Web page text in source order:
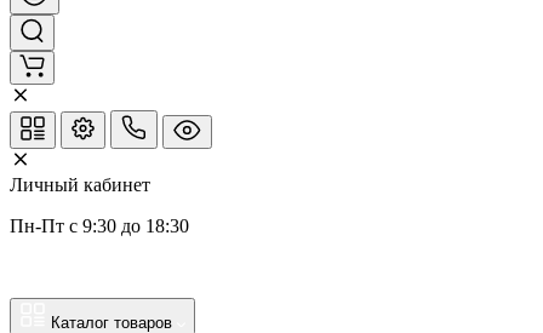
Личный кабинет
Пн-Пт с 9:30 до 18:30
Каталог товаров